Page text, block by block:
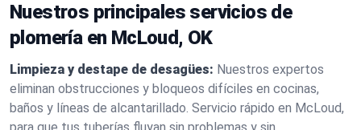
Nuestros principales servicios de
plomería en McLoud, OK
Limpieza y destape de desagües: Nuestros expertos
eliminan obstrucciones y bloqueos difíciles en cocinas,
baños y líneas de alcantarillado. Servicio rápido en McLoud,